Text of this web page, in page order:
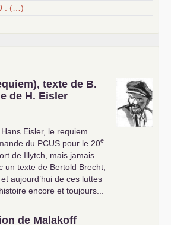
: (…)
texte de B.
de H. Eisler
Eisler, le requiem
du PCUS pour le 20e
de Illytch, mais jamais
un texte de Bertold Brecht,
aujourd’hui de ces luttes
encore et toujours...
de Malakoff